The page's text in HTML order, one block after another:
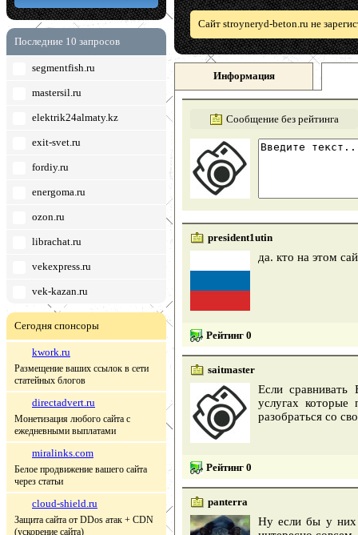
Последние 10 запросов
segmentfish.ru
mastersil.ru
elektrik24almaty.kz
exit-svet.ru
fordiy.ru
energoma.ru
ozon.ru
librachat.ru
vekexpress.ru
vek-kazan.ru
Сегодня спонсоры
kwork.ru
Размещение ваших ссылок в сети
статейных блогов
directadvert.ru
Монетизация любого сайта с
ежедневными выплатами
miralinks.com
Белое продвижение вашего сайта
через статьи
cloud-shield.ru
Защита сайта от DDos атак + CDN
(ускорение сайта)
Сайт stroyneryd-beton.ru не
Информация
Сообщение без рейтинга
president1utin
да. кто на этом
Рейтинг 0
saitmaster
Если
услугах которые
разобраться со
Рейтинг 0
panterra
Ну если бы у них